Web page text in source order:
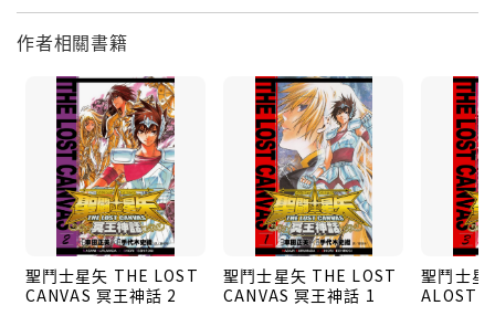
作者相關書籍
聖鬥士星矢 THE LOST
CANVAS 冥王神話 2
聖鬥士星矢 THE LOST
CANVAS 冥王神話 1
聖鬥士星
ALOST